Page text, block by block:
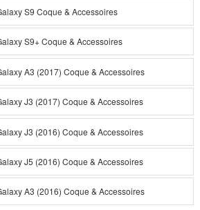
S9 Coque & Accessoires
S9+ Coque & Accessoires
A3 (2017) Coque & Accessoires
J3 (2017) Coque & Accessoires
J3 (2016) Coque & Accessoires
J5 (2016) Coque & Accessoires
A3 (2016) Coque & Accessoires